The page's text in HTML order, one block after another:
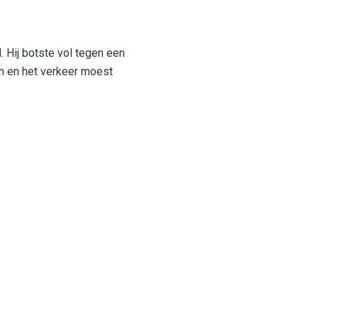
Hij botste vol tegen een
en het verkeer moest